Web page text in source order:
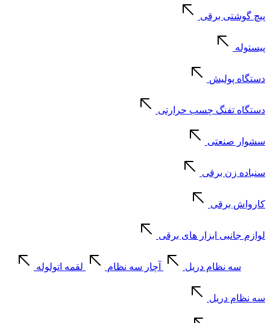
پیچ گوشتی برقی
پیستوله
دستگاه پولیش
دستگاه تفنگ چسب حرارتی
سشوار صنعتی
سنباده زن برقی
کارواش برقی
لوازم جانبی ابزار های برقی
سه نظام دریل آچار سه نظام لقمه اتولوله
سه نظام دریل